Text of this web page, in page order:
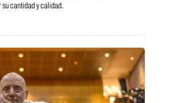
su cantidad y calidad.